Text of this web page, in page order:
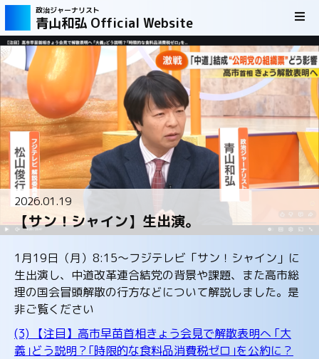
政治ジャーナリスト
青山和弘 Official Website
2026.01.19
【サン！シャイン】生出演。
1月19日（月）8:15～フジテレビ「サン！シャイン」に
生出演し、中道改革連合結党の背景や課題、また高市総
理の国会冒頭解散の行方などについて解説しました。是
非ご覧ください
(3) 【注目】高市早苗首相きょう会見で解散表明へ ｢大
義｣どう説明？｢時限的な食料品消費税ゼロ｣を公約に？